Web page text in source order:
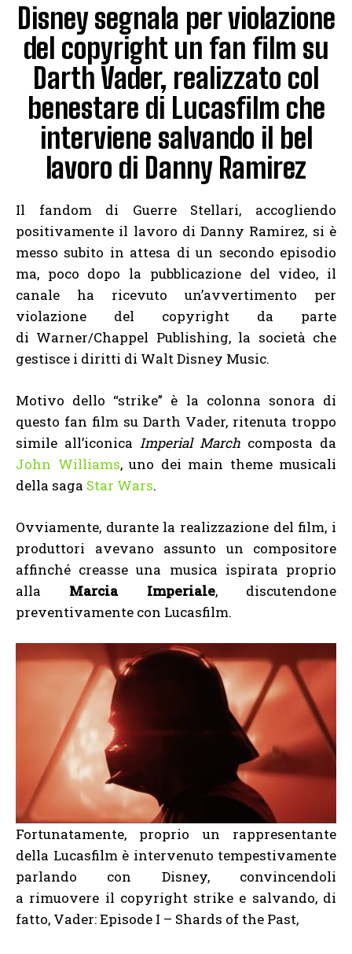
Disney segnala per violazione
del copyright un fan film su
Darth Vader, realizzato col
benestare di Lucasfilm che
interviene salvando il bel
lavoro di Danny Ramirez
Il fandom di Guerre Stellari, accogliendo
positivamente il lavoro di Danny Ramirez, si è
messo subito in attesa di un secondo episodio
ma, poco dopo la pubblicazione del video, il
canale ha ricevuto un’avvertimento per
violazione del copyright da parte
di Warner/Chappel Publishing, la società che
gestisce i diritti di Walt Disney Music.
Motivo dello “strike” è la colonna sonora di
questo fan film su Darth Vader, ritenuta troppo
simile all’iconica Imperial March composta da
John Williams, uno dei main theme musicali
della saga Star Wars.
Ovviamente, durante la realizzazione del film, i
produttori avevano assunto un compositore
affinché creasse una musica ispirata proprio
alla Marcia Imperiale, discutendone
preventivamente con Lucasfilm.
Fortunatamente, proprio un rappresentante
della Lucasfilm è intervenuto tempestivamente
parlando con Disney, convincendoli
a rimuovere il copyright strike e salvando, di
fatto, Vader: Episode I – Shards of the Past,